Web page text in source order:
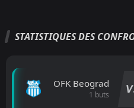
STATISTIQUES DES
OFK Beograd
1 buts